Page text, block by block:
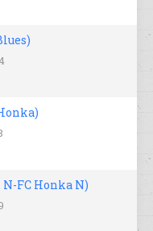
N-FC Honka N)